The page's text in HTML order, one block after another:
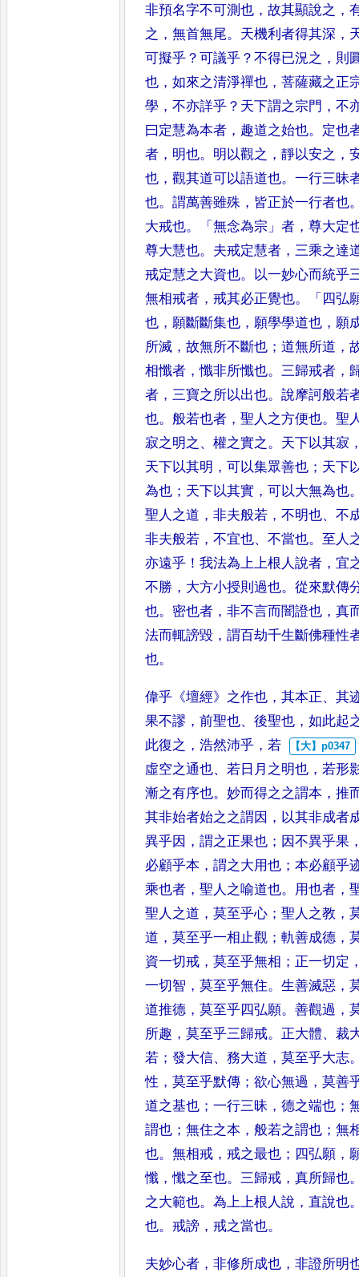
非預名字不可測也 ，故其顯說之 ，
之 ，無首無尾。 天機利者得其深 ，
可擬乎 ？可議乎 ？不得已況之 ， 則
也 ，如來之清淨禪也 ，菩薩藏之正
學 ，不亦詳乎 ？ 天下謂之宗門 ，不
曰定慧為本者 ， 趣道之始也。 定也
者 ， 明也。 明以觀之 ，靜以安之 ，
也 ，觀其道可以語道也。一行三昧
也。謂萬善雖殊 ， 皆正於一行者也
大戒也。「無念為宗 」者 ，尊大定
尊大慧也。 夫戒定慧者 ，三乘之達
戒定慧之大資也。 以一妙心而統乎
無相戒者 ，戒其必正覺也。「 四弘
也 ， 願斷斷集也 ， 願學學道也 ， 願
所滅 ，故無所不斷也 ；道無所道 ，
相懺者 ，懺非所懺也。三歸戒者 ，
者 ，三寶之所以出也。說摩訶般若
也。般若也者 ，聖人之方便也。聖
寂之明之 、權之實之。 天下以其寂
天下以其明 ，可以集眾善也 ； 天下
為也 ； 天下以其實 ，可以大無為也
聖人之道 ，非夫般若 ，不明也、不
非夫般若 ，不宜也、不當也。
至人
亦遠乎 ！我法為上上根人說者 ，宜
不勝 ， 大方小授則過也。從來默傳
也。 密也者 ，非不言而闇證也 ，真
法而輒謗毀 ，謂百劫千生斷佛種性
也。
偉乎 《壇經》 之作也 ，其本正 、其
果不謬 ，前聖也、後聖也 ，如此起
此復之 ，浩然沛乎 ，若
虛空之通也、若日月之明也 ，若形
漸之有序也。妙而得之之謂本 ，推
其非始者始之之謂因 ， 以其非成者
異乎因 ，謂之正果也 ； 因不異乎果
必顧乎本 ，謂之大用也 ；本必顧乎
乘也者 ，聖人之喻道也。 用也者 ，
聖人之道 ，莫至乎心 ；聖人之教 ，
道 ，莫至乎一相止觀 ；軌善成德 ，
資一切戒 ，莫至乎無相 ； 正一切定
一切智 ，莫至乎無住。生善滅惡 ，
道推德 ，莫至乎四弘願。善觀過 ，
所趣 ，莫至乎三歸戒。 正大體、裁
若 ；發大信、務大道 ，莫至乎大志
性 ，莫至乎默傳 ；欲心無過 ，莫善
道之基也 ；一行三昧 ，德之端也 ；
謂也 ；無住之本 ，般若之謂也 ；無
也。無相戒 ，戒之最也 ； 四弘願 ，
懺 ，懺之至也。三歸戒 ，真所歸也
之大範也。為上上根人說 ， 直說也
也。戒謗 ，戒之當也。
夫妙心者 ，非修所成也 ，非證所明